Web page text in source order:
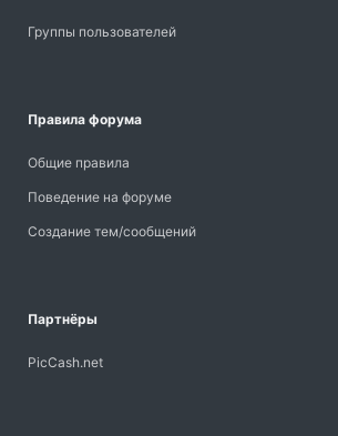
Группы пользователей
Правила форума
Общие правила
Поведение на форуме
Создание тем/сообщений
Партнёры
PicCash.net